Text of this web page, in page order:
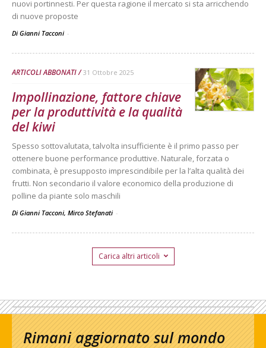
nuovi portinnesti. Per questa ragione il mercato si sta arricchendo
di nuove proposte
Di Gianni Tacconi -
ARTICOLI ABBONATI 31 Ottobre 2025
Impollinazione, fattore chiave
per la produttività e la qualità
del kiwi
Spesso sottovalutata, talvolta insufficiente è il primo passo per
ottenere buone performance produttive. Naturale, forzata o
combinata, è presupposto imprescindibile per la l’alta qualità dei
frutti. Non secondario il valore economico della produzione di
polline da piante solo maschili
Di Gianni Tacconi, Mirco Stefanati -
Carica altri articoli
Rimani aggiornato sul mondo